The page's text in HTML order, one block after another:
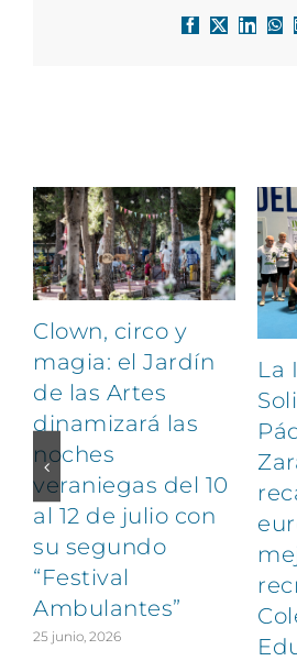
Facebook
X
Clown, circo y
magia: el Jardín
de las Artes
dinamizará las
noches
veraniegas del 10
al 12 de julio con
su segundo
“Festival
Ambulantes”
25 junio, 2026
La